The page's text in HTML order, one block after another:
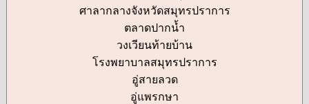
ศาลากลางจังหวัดสมุทรปราการ
ตลาดปากน้ำ
วงเวียนท้ายบ้าน
โรงพยาบาลสมุทรปราการ
อู่สายลวด
อู่แพรกษา